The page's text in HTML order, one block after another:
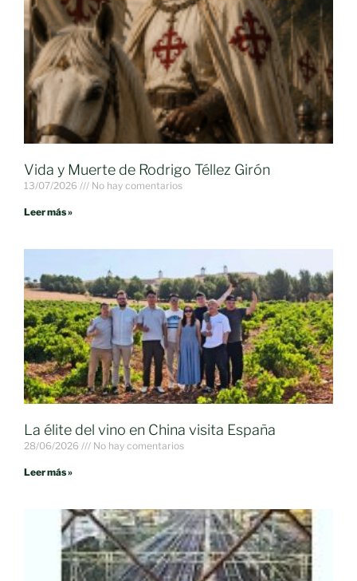
Vida y Muerte de Rodrigo Téllez Girón
13/07/2026 No hay comentarios
Leer más »
La élite del vino en China visita España
28/06/2026 No hay comentarios
Leer más »